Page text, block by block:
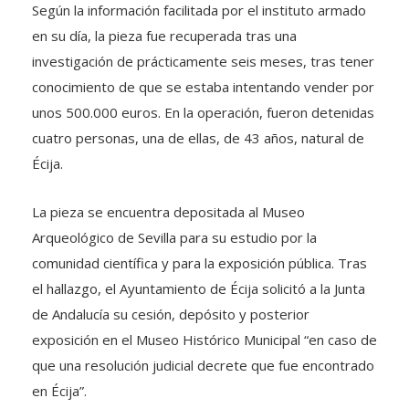
Según la información facilitada por el instituto armado
en su día, la pieza fue recuperada tras una
investigación de prácticamente seis meses, tras tener
conocimiento de que se estaba intentando vender por
unos 500.000 euros. En la operación, fueron detenidas
cuatro personas, una de ellas, de 43 años, natural de
Écija.
La pieza se encuentra depositada al Museo
Arqueológico de Sevilla para su estudio por la
comunidad científica y para la exposición pública. Tras
el hallazgo, el Ayuntamiento de Écija solicitó a la Junta
de Andalucía su cesión, depósito y posterior
exposición en el Museo Histórico Municipal “en caso de
que una resolución judicial decrete que fue encontrado
en Écija”.